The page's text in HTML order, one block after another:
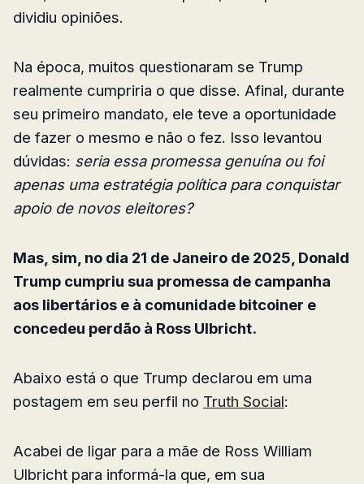
dividiu opiniões.
Na época, muitos questionaram se Trump
realmente cumpriria o que disse. Afinal, durante
seu primeiro mandato, ele teve a oportunidade
de fazer o mesmo e não o fez. Isso levantou
dúvidas: seria essa promessa genuína ou foi
apenas uma estratégia política para conquistar
apoio de novos eleitores?
Mas, sim, no dia 21 de Janeiro de 2025, Donald
Trump cumpriu sua promessa de campanha
aos libertários e à comunidade bitcoiner e
concedeu perdão à Ross Ulbricht.
Abaixo está o que Trump declarou em uma
postagem em seu perfil no Truth Social:
Acabei de ligar para a mãe de Ross William
Ulbricht para informá-la que, em sua